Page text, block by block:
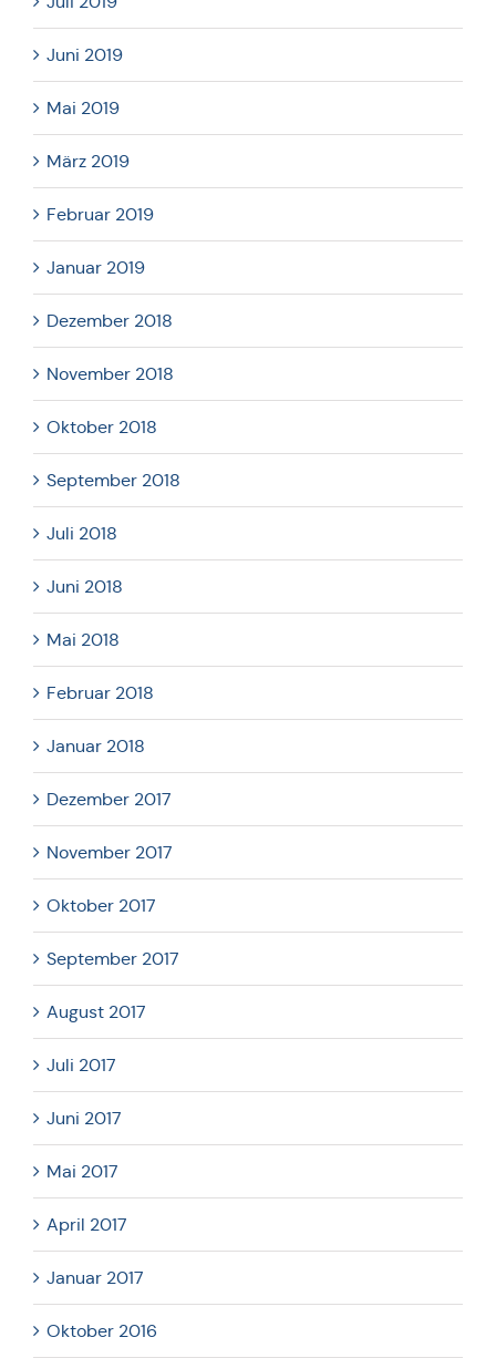
Juni 2019
Mai 2019
März 2019
Februar 2019
Januar 2019
Dezember 2018
November 2018
Oktober 2018
September 2018
Juli 2018
Juni 2018
Mai 2018
Februar 2018
Januar 2018
Dezember 2017
November 2017
Oktober 2017
September 2017
August 2017
Juli 2017
Juni 2017
Mai 2017
April 2017
Januar 2017
Oktober 2016